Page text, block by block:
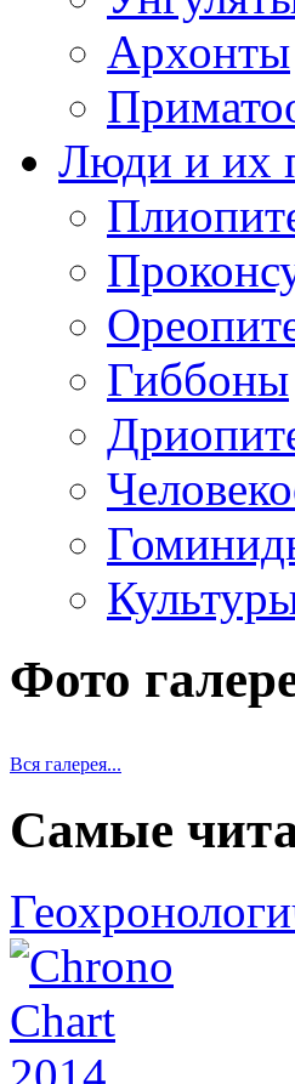
Архонты
Люди и их
Гиббоны
Фото
Вся галерея...
Самые